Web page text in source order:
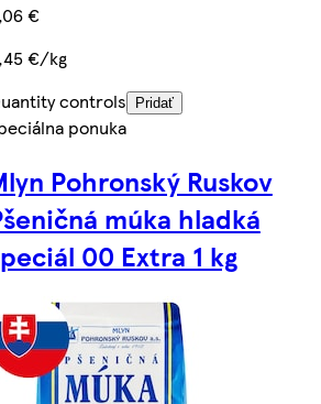
€
€/kg
controls
Pridať
ponuka
Pohronský Ruskov
múka hladká
00 Extra 1 kg